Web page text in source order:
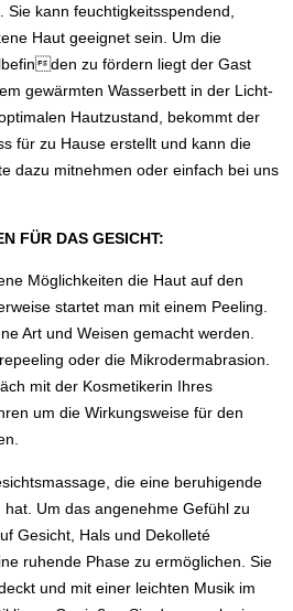
kann feuchtigkeitsspendend,
Haut geeignet sein. Um die
den zu fördern liegt der Gast
gewärmten Wasserbett in der Licht-
Hautzustand, bekommt der
für zu Hause erstellt und kann die
dazu mitnehmen oder einfach bei uns
FÜR DAS GESICHT:
Möglichkeiten die Haut auf den
startet man mit einem Peeling.
Art und Weisen gemacht werden.
oder die Mikrodermabrasion.
mit der Kosmetikerin Ihres
um die Wirkungsweise für den
die eine beruhigende
Um das angenehme Gefühl zu
Gesicht, Hals und Dekolleté
ruhende Phase zu ermöglichen. Sie
und mit einer leichten Musik im